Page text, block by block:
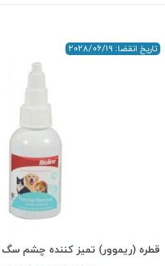
تاریخ انقضا: 2028/06/19
قطره (ریموور) تمیز کننده چشم